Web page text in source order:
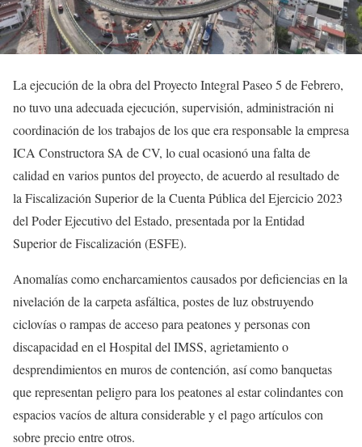
La ejecución de la obra del Proyecto Integral Paseo 5 de Febrero,
no tuvo una adecuada ejecución, supervisión, administración ni
coordinación de los trabajos de los que era responsable la empresa
ICA Constructora SA de CV, lo cual ocasionó una falta de
calidad en varios puntos del proyecto, de acuerdo al resultado de
la Fiscalización Superior de la Cuenta Pública del Ejercicio 2023
del Poder Ejecutivo del Estado, presentada por la Entidad
Superior de Fiscalización (ESFE).
Anomalías como encharcamientos causados por deficiencias en la
nivelación de la carpeta asfáltica, postes de luz obstruyendo
ciclovías o rampas de acceso para peatones y personas con
discapacidad en el Hospital del IMSS, agrietamiento o
desprendimientos en muros de contención, así como banquetas
que representan peligro para los peatones al estar colindantes con
espacios vacíos de altura considerable y el pago artículos con
sobre precio entre otros.